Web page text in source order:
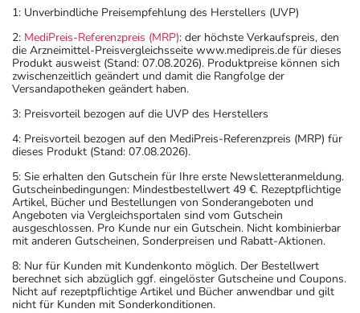
1: Unverbindliche Preisempfehlung des Herstellers (UVP)
2: MediPreis-Referenzpreis (MRP): der höchste Verkaufspreis, den
die Arzneimittel-Preisvergleichsseite www.medipreis.de für dieses
Produkt ausweist (Stand: 07.08.2026). Produktpreise können sich
zwischenzeitlich geändert und damit die Rangfolge der
Versandapotheken geändert haben.
3: Preisvorteil bezogen auf die UVP des Herstellers
4: Preisvorteil bezogen auf den MediPreis-Referenzpreis (MRP) für
dieses Produkt (Stand: 07.08.2026).
5: Sie erhalten den Gutschein für Ihre erste Newsletteranmeldung.
Gutscheinbedingungen: Mindestbestellwert 49 €. Rezeptpflichtige
Artikel, Bücher und Bestellungen von Sonderangeboten und
Angeboten via Vergleichsportalen sind vom Gutschein
ausgeschlossen. Pro Kunde nur ein Gutschein. Nicht kombinierbar
mit anderen Gutscheinen, Sonderpreisen und Rabatt-Aktionen.
8: Nur für Kunden mit Kundenkonto möglich. Der Bestellwert
berechnet sich abzüglich ggf. eingelöster Gutscheine und Coupons.
Nicht auf rezeptpflichtige Artikel und Bücher anwendbar und gilt
nicht für Kunden mit Sonderkonditionen.